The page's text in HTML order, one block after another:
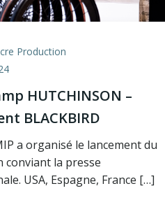
Production
HUTCHINSON –
BLACKBIRD
a organisé le lancement du
conviant la presse
USA, Espagne, France […]